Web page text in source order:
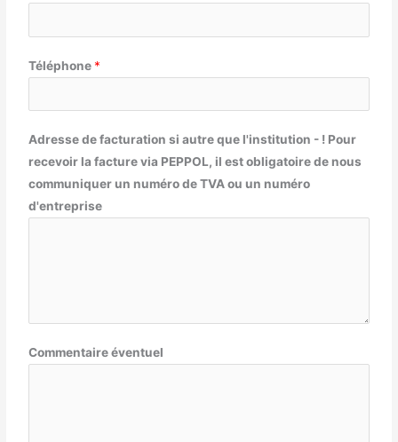
Téléphone *
Adresse de facturation si autre que l'institution - ! Pour
recevoir la facture via PEPPOL, il est obligatoire de nous
communiquer un numéro de TVA ou un numéro
d'entreprise
Commentaire éventuel